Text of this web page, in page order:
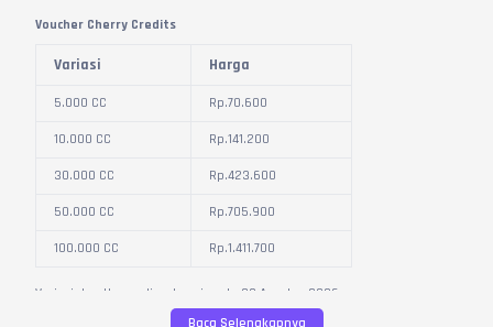
Voucher Cherry Credits
Variasi Harga
5.000 CC Rp.70.600
10.000 CC Rp.141.200
30.000 CC Rp.423.600
50.000 CC Rp.705.900
100.000 CC Rp.1.411.700
Variasi dan Harga diperbarui pada 08 Agustus
2026
Baca Selengkapnya